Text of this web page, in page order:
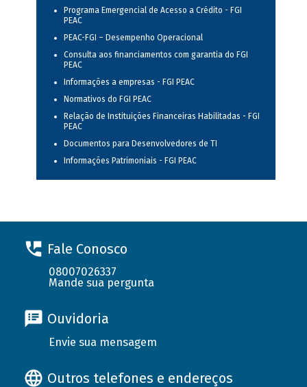
Programa Emergencial de Acesso a Crédito - FGI
PEAC
PEAC-FGI – Desempenho Operacional
Consulta aos financiamentos com garantia do FGI
PEAC
Informações a empresas - FGI PEAC
Normativos do FGI PEAC
Relação de Instituições Financeiras Habilitadas - FGI
PEAC
Documentos para Desenvolvedores de TI
Informações Patrimoniais - FGI PEAC
Fale Conosco
08007026337
Mande sua pergunta
Ouvidoria
Envie sua mensagem
Outros telefones e endereços